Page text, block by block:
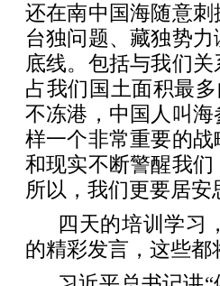
还在南中国海随意
台独问题、藏独势
底线。包括与我们
占我们国土面积最
不冻港，中国人叫
样一个非常重要的
和现实不断警醒我
所以，我们更要居安
四天的培训学习
的精彩发言，这些